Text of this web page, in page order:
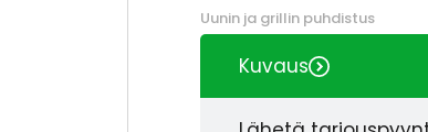
Uunin ja grillin puhdistus
Kuvaus